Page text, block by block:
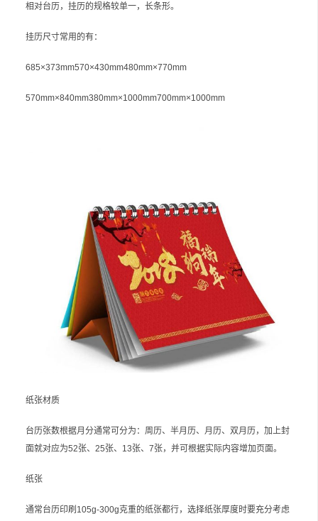
相对台历，挂历的规格较单一，长条形。
挂历尺寸常用的有：
685×373mm570×430mm480mm×770mm
570mm×840mm380mm×1000mm700mm×1000mm
纸张材质
台历张数根据月分通常可分为：周历、半月历、月历、双月历，加上封
面就对应为52张、25张、13张、7张，并可根据实际内容增加页面。
纸张
通常台历印刷105g-300g克重的纸张都行，选择纸张厚度时要充分考虑